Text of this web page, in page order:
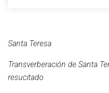
Santa Teresa
Transverberación de Santa
resucitado